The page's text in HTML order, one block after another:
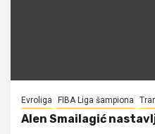
Evroliga FIBA Liga šampiona
Alen Smailagić